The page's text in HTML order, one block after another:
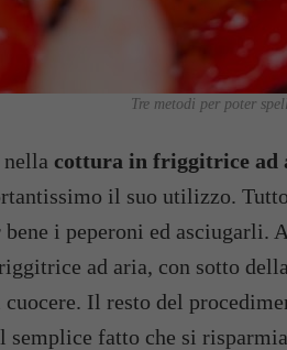
Tre metodi per poter
nella cottura in friggitrice ad
il suo utilizzo.
bene i peperoni ed asciugarli.
ad aria, con sotto
cuocere. Il resto del
semplice fatto che si